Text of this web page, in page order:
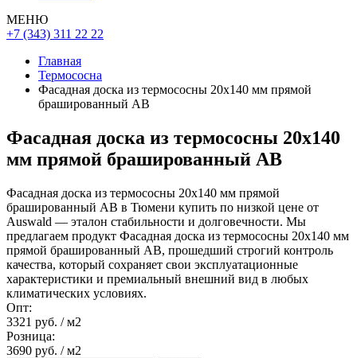
МЕНЮ
+7 (343) 311 22 22
Главная
Термососна
Фасадная доска из термососны 20х140 мм прямой
брашированный АВ
Фасадная доска из термососны 20х140
мм прямой брашированный АВ
Фасадная доска из термососны 20х140 мм прямой
брашированный АВ в Тюмени купить по низкой цене от
Auswald — эталон стабильности и долговечности. Мы
предлагаем продукт Фасадная доска из термососны 20х140 мм
прямой брашированный АВ, прошедший строгий контроль
качества, который сохраняет свои эксплуатационные
характеристики и премиальный внешний вид в любых
климатических условиях.
Опт:
3321 руб. / м2
Розница:
3690 руб. / м2